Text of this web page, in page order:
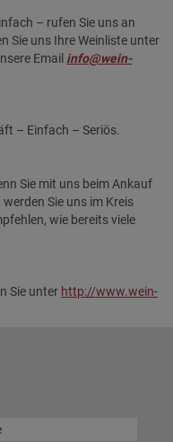
– rufen Sie uns an
Sie uns Ihre Weinliste unter
Email info@wein-
– Einfach – Seriös.
Sie mit uns beim Ankauf
Sie uns im Kreis
wie bereits viele
Sie unter http://www.wein-